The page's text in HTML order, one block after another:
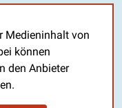
Medieninhalt von
können
den Anbieter